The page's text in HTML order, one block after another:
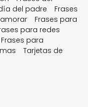
del padre
Frases
Frases para
para redes
Frases para
Tarjetas de